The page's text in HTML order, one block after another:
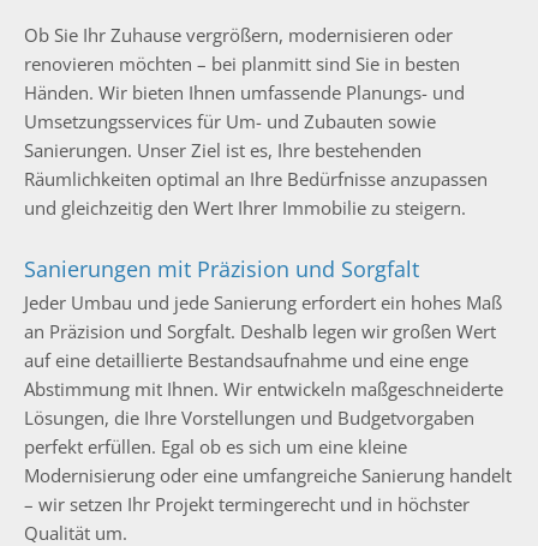
Ob Sie Ihr Zuhause vergrößern, modernisieren oder
renovieren möchten – bei planmitt sind Sie in besten
Händen. Wir bieten Ihnen umfassende Planungs- und
Umsetzungsservices für Um- und Zubauten sowie
Sanierungen. Unser Ziel ist es, Ihre bestehenden
Räumlichkeiten optimal an Ihre Bedürfnisse anzupassen
und gleichzeitig den Wert Ihrer Immobilie zu steigern.
Sanierungen mit Präzision und Sorgfalt
Jeder Umbau und jede Sanierung erfordert ein hohes Maß
an Präzision und Sorgfalt. Deshalb legen wir großen Wert
auf eine detaillierte Bestandsaufnahme und eine enge
Abstimmung mit Ihnen. Wir entwickeln maßgeschneiderte
Lösungen, die Ihre Vorstellungen und Budgetvorgaben
perfekt erfüllen. Egal ob es sich um eine kleine
Modernisierung oder eine umfangreiche Sanierung handelt
– wir setzen Ihr Projekt termingerecht und in höchster
Qualität um.